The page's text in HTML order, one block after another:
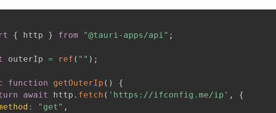
{ http } from "@tauri-apps/api" ;
outerIp = ref ( "" ) ;
function getOuterIp ( )
{
await http . fetch ( 'https://ifconfig.me/ip' ,
{
: "get" ,